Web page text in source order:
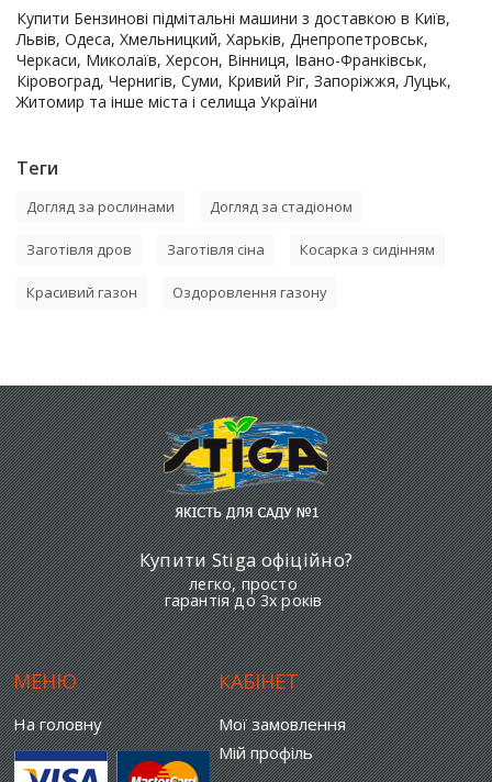
Купити Бензинові підмітальні машини з доставкою в Київ,
Львів, Одеса, Хмельницкий, Харьків, Днепропетровськ,
Черкаси, Миколаїв, Херсон, Вінниця, Івано-Франківськ,
Кіровоград, Чернигів, Суми, Кривий Ріг, Запоріжжя, Луцьк,
Житомир та інше міста і селища України
Теги
Догляд за рослинами Догляд за стадіоном
Заготівля дров Заготівля сіна Косарка з сидінням
Красивий газон Оздоровлення газону
Купити Stiga офіційно?
легко, просто
гарантія до 3х років
МЕНЮ
На головну
КАБІНЕТ
Мої замовлення
Мій профіль